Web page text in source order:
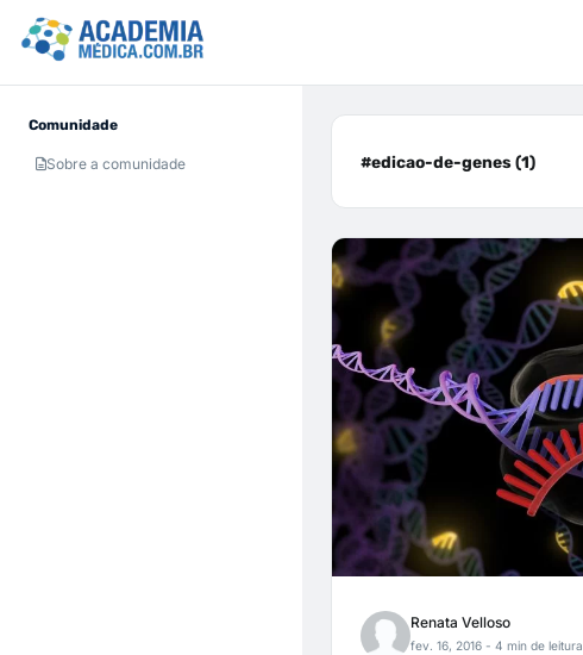
Comunidade
Sobre a comunidade #edicao-de-genes (1)
Renata Velloso
fev. 16, 2016 - 4 min de leitura